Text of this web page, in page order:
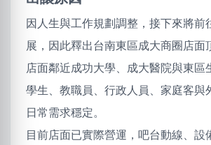
因人生與工作規劃調整，接下來將前
展，因此釋出台南東區成大商圈店面
店面鄰近成功大學、成大醫院與東區
學生、教職員、行政人員、家庭客與
日常需求穩定。
目前店面已實際營運，吧台動線、設